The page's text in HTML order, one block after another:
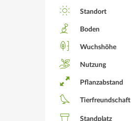
Standort
Boden
Wuchshöhe
Nutzung
Pflanzabstand
Tierfreundschaft
Standplatz